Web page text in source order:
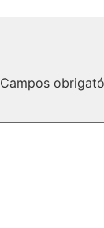
Campos